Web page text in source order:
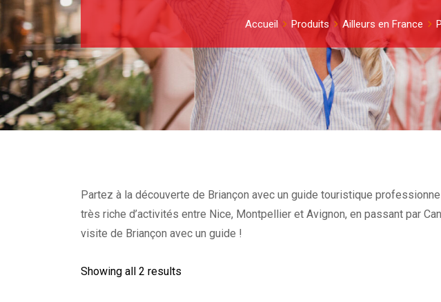
Accueil Produits Ailleurs en France
Partez à la découverte de Briançon avec un guide touristique
très riche d’activités entre Nice, Montpellier et Avignon, en passant par
visite de Briançon avec un guide !
Showing all 2 results